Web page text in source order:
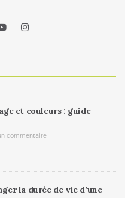
et couleurs : guide
commentaire
la durée de vie d’une